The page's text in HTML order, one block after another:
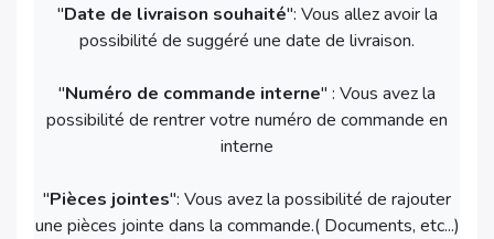
"Date de livraison souhaité": Vous allez avoir la
possibilité de suggéré une date de livraison.
"Numéro de commande interne" : Vous avez la
possibilité de rentrer votre numéro de commande en
interne
"Pièces jointes": Vous avez la possibilité de rajouter
une pièces jointe dans la commande.( Documents, etc...)